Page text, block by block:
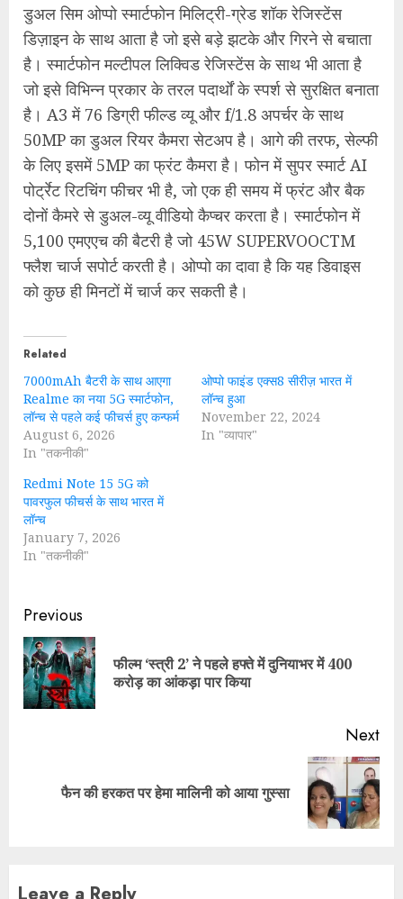
डुअल सिम ओप्पो स्मार्टफोन मिलिट्री-ग्रेड शॉक रेजिस्टेंस
डिज़ाइन के साथ आता है जो इसे बड़े झटके और गिरने से बचाता
है। स्मार्टफोन मल्टीपल लिक्विड रेजिस्टेंस के साथ भी आता है
जो इसे विभिन्न प्रकार के तरल पदार्थों के स्पर्श से सुरक्षित बनाता
है। A3 में 76 डिग्री फील्ड व्यू और f/1.8 अपर्चर के साथ
50MP का डुअल रियर कैमरा सेटअप है। आगे की तरफ, सेल्फी
के लिए इसमें 5MP का फ्रंट कैमरा है। फोन में सुपर स्मार्ट AI
पोर्ट्रेट रिटचिंग फीचर भी है, जो एक ही समय में फ्रंट और बैक
दोनों कैमरे से डुअल-व्यू वीडियो कैप्चर करता है। स्मार्टफोन में
5,100 एमएएच की बैटरी है जो 45W SUPERVOOCTM
फ्लैश चार्ज सपोर्ट करती है। ओप्पो का दावा है कि यह डिवाइस
को कुछ ही मिनटों में चार्ज कर सकती है।
Related
7000mAh बैटरी के साथ आएगा
Realme का नया 5G स्मार्टफोन,
लॉन्च से पहले कई फीचर्स हुए कन्फर्म
August 6, 2026
In "तकनीकी"
ओप्पो फाइंड एक्स8 सीरीज़ भारत में
लॉन्च हुआ
November 22, 2024
In "व्यापार"
Redmi Note 15 5G को
पावरफुल फीचर्स के साथ भारत में
लॉन्च
January 7, 2026
In "तकनीकी"
Continue
Reading
Previous
फील्म ‘स्त्री 2’ ने पहले हफ्ते में दुनियाभर में 400
करोड़ का आंकड़ा पार किया
Next
फैन की हरकत पर हेमा मालिनी को आया गुस्सा
Leave a Reply